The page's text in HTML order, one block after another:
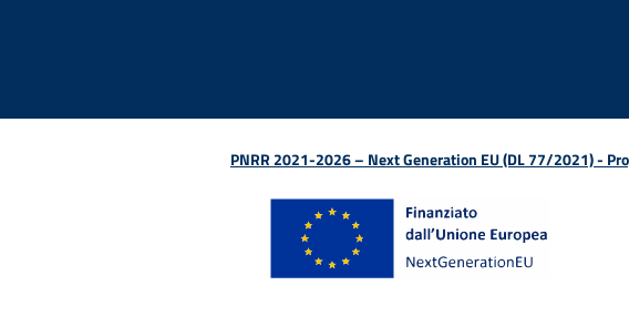
PNRR 2021-2026 – Next Generation EU (DL 77/2021) -